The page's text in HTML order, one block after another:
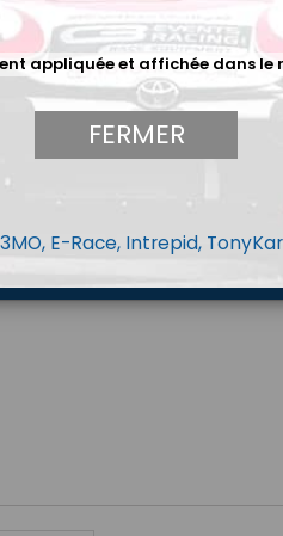
appliquée et affichée dans
FERMER
E-Race, Intrepid,